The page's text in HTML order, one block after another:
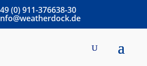
(0) 911-376638-30